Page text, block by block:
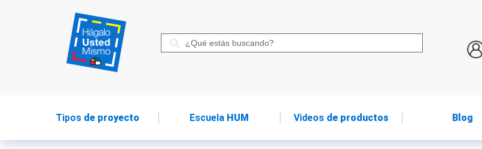
Tipos de proyecto Escuela HUM Videosde productos Blog